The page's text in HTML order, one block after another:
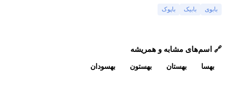
بابوی بابیک باپوک
🔗 اسم‌های مشابه و همریشه
بهسا بهستان بهستون بهسودان